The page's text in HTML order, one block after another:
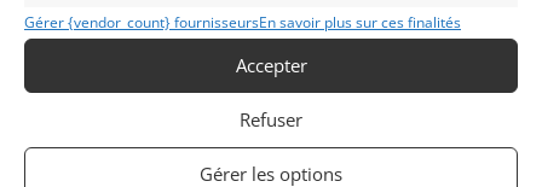
Gérer {vendor_count} fournisseursEn savoir plus sur ces finalités
Accepter
Refuser
Gérer les options
Voitures de collection
Anglaises